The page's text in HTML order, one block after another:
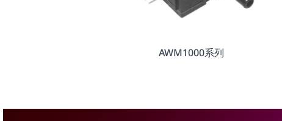
AWM1000系列